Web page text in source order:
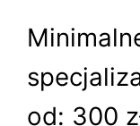
od: 300